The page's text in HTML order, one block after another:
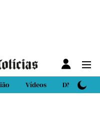
Vídeos DN Sport